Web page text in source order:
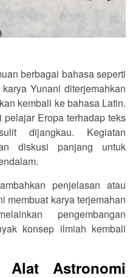
berbagai bahasa seperti
Yunani diterjemahkan
kembali ke bahasa Latin.
Eropa terhadap teks
dijangkau. Kegiatan
diskusi panjang untuk
penjelasan atau
membuat karya terjemahan
pengembangan
konsep ilmiah kembali
Alat Astronomi